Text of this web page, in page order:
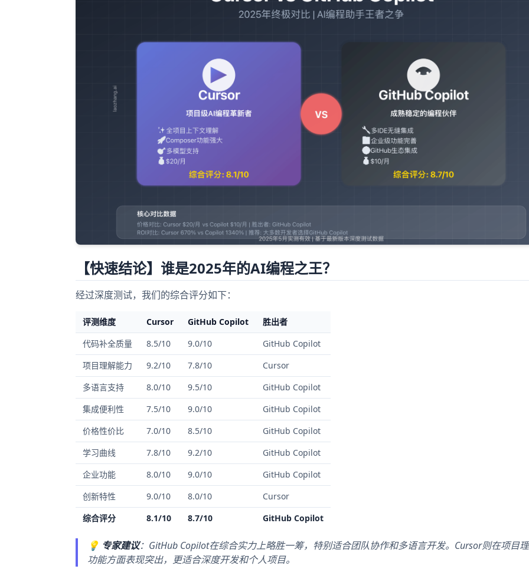
【快速结论】谁是2025年的AI编程之王？
经过深度测试，我们的综合评分如下：
评测维度 Cursor GitHub Copilot
胜出者
代码补全质量
8.5/10 9.0/10
GitHub Copilot
项目理解能力
9.2/10 7.8/10
Cursor
多语言支持
8.0/10 9.5/10
GitHub Copilot
集成便利性
7.5/10 9.0/10
GitHub Copilot
价格性价比
7.0/10 8.5/10
GitHub Copilot
学习曲线
7.8/10 9.2/10
GitHub Copilot
企业功能
8.0/10 9.0/10
GitHub Copilot
创新特性
9.0/10 8.0/10
Cursor
综合评分
8.1/10 8.7/10 GitHub Copilot
💡 专家建议：GitHub Copilot在综合实力上略胜一筹，特别适合团队协作和多语言开发。Cursor则在项目
功能方面表现突出，更适合深度开发和个人项目。